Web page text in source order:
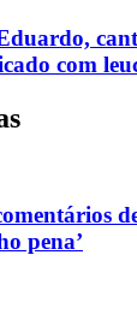
com
pena’